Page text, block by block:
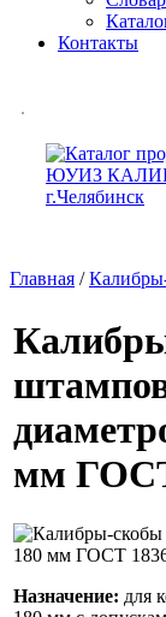
Контакты
Главная /
мм
Назначение: для